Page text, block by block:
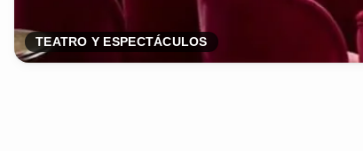
TEATRO Y ESPECTÁCULOS